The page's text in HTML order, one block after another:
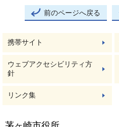
前のページへ戻る
携帯サイト
ウェブアクセシビリティ方
針
リンク集